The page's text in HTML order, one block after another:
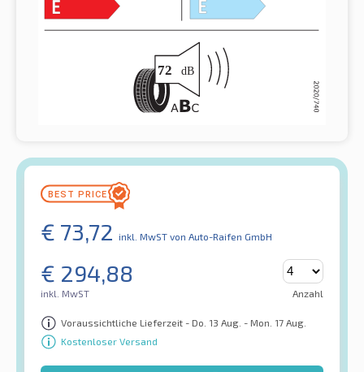
€ 73,72 inkl. MwST von Auto-Raifen GmbH
€ 294,88
inkl. MwST Anzahl
Voraussichtliche Lieferzeit - Do. 13 Aug. - Mon. 17 Aug.
Kostenloser Versand